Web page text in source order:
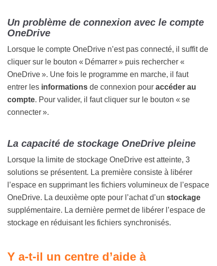
Un problème de connexion avec le compte
OneDrive
Lorsque le compte OneDrive n’est pas connecté, il suffit de
cliquer sur le bouton « Démarrer » puis rechercher «
OneDrive ». Une fois le programme en marche, il faut
entrer les informations de connexion pour accéder au
compte. Pour valider, il faut cliquer sur le bouton « se
connecter ».
La capacité de stockage OneDrive pleine
Lorsque la limite de stockage OneDrive est atteinte, 3
solutions se présentent. La première consiste à libérer
l’espace en supprimant les fichiers volumineux de l’espace
OneDrive. La deuxième opte pour l’achat d’un stockage
supplémentaire. La dernière permet de libérer l’espace de
stockage en réduisant les fichiers synchronisés.
Y a-t-il un centre d’aide à